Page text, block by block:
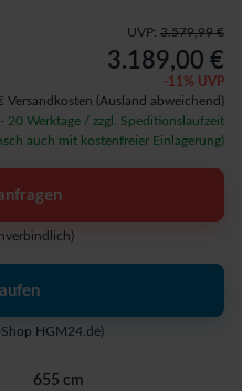
UVP: 3.579,99 €
3.189,00 €
-11 % UVP
Versandkosten (Ausland abweichend)
20 Werktage / zzgl. Speditionslaufzeit
auch mit kostenfreier Einlagerung)
HGM24.de)
655 cm